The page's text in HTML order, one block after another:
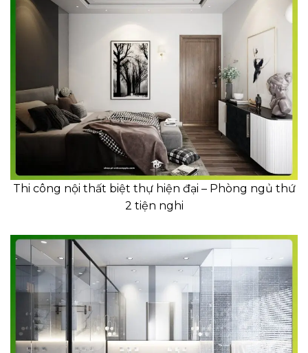
Thi công nội thất biệt thự hiện đại – Phòng ngủ thứ
2 tiện nghi